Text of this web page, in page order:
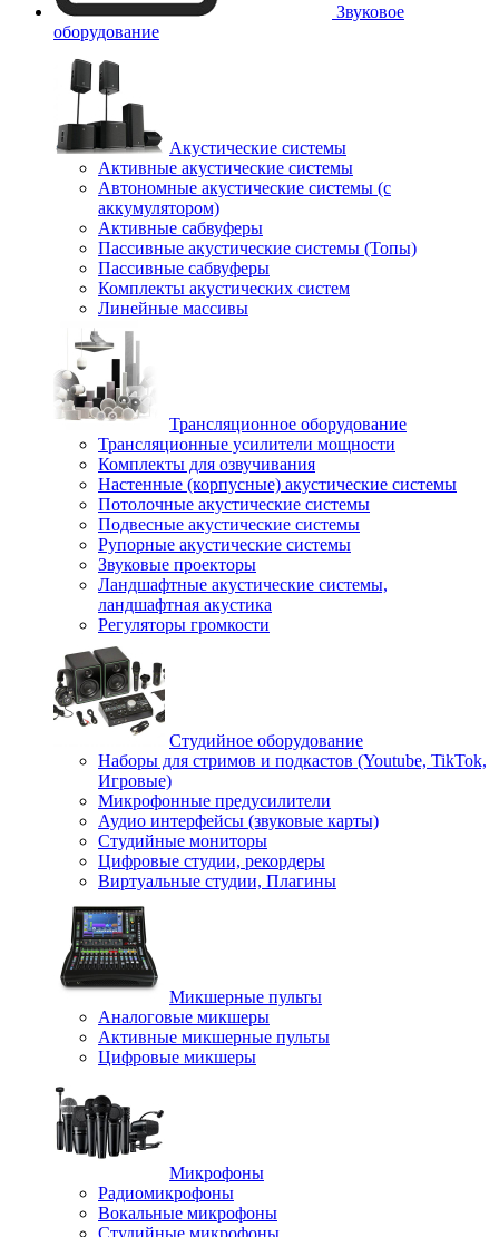
Звуковое
оборудование
Акустические системы
Активные акустические системы
Автономные акустические системы (с
аккумулятором)
Активные сабвуферы
Пассивные акустические системы (Топы)
Пассивные сабвуферы
Комплекты акустических систем
Линейные массивы
Трансляционное оборудование
Трансляционные усилители мощности
Комплекты для озвучивания
Настенные (корпусные) акустические системы
Потолочные акустические системы
Подвесные акустические системы
Рупорные акустические системы
Звуковые проекторы
Ландшафтные акустические системы,
ландшафтная акустика
Регуляторы громкости
Студийное оборудование
Наборы для стримов и подкастов (Youtube, TikTok,
Игровые)
Микрофонные предусилители
Аудио интерфейсы (звуковые карты)
Студийные мониторы
Цифровые студии, рекордеры
Виртуальные студии, Плагины
Микшерные пульты
Аналоговые микшеры
Активные микшерные пульты
Цифровые микшеры
Микрофоны
Радиомикрофоны
Вокальные микрофоны
Студийные микрофоны